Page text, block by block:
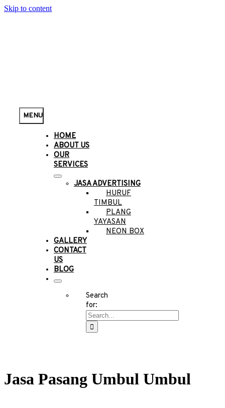
Skip to content
MENU
HOME
ABOUT US
OUR
SERVICES
JASA ADVERTISING
HURUF
TIMBUL
PLANG
YAYASAN
NEON BOX
GALLERY
CONTACT
US
BLOG
Search
for:
Jasa Pasang Umbul Umbul